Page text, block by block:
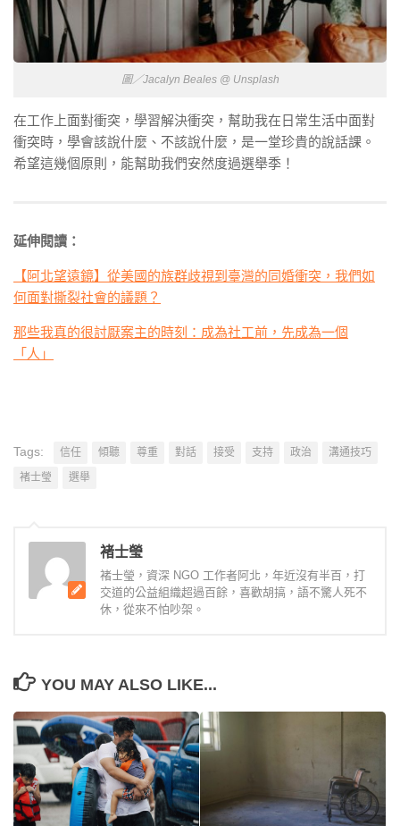
圖／Jacalyn Beales @ Unsplash
在工作上面對衝突，學習解決衝突，幫助我在日常生活中面對
衝突時，學會該說什麼、不該說什麼，是一堂珍貴的說話課。
希望這幾個原則，能幫助我們安然度過選舉季！
延伸閱讀：
【阿北望遠鏡】從美國的族群歧視到臺灣的同婚衝突，我們如
何面對撕裂社會的議題？
那些我真的很討厭案主的時刻：成為社工前，先成為一個
「人」
Tags: 信任 傾聽 尊重 對話 接受 支持 政治
溝通技巧
褚士瑩
選舉
褚士瑩
褚士瑩，資深 NGO 工作者阿北，年近沒有半百，打
交道的公益組織超過百餘，喜歡胡搞，語不驚人死不
休，從來不怕吵架。
YOU MAY ALSO LIKE...